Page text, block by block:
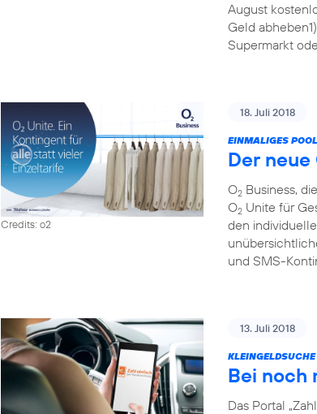
August
Geld
Supermarkt
Credits: o2
18. Juli 2018
EINMALIGES
Der neue
O2 Business,
O2 Unite für
den
und SMS-
13. Juli 2018
Bei noch
Das Portal